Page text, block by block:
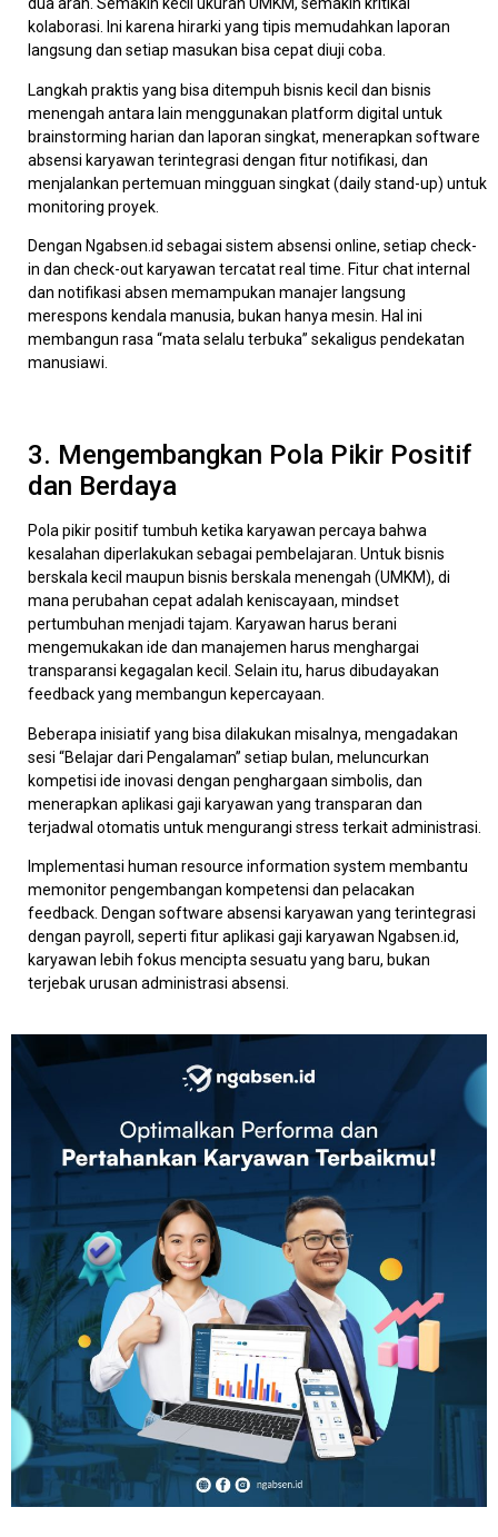
kolaborasi. Ini karena hirarki yang tipis memudahkan laporan
langsung dan setiap masukan bisa cepat diuji coba.
Langkah praktis yang bisa ditempuh bisnis kecil dan bisnis
menengah antara lain menggunakan platform digital untuk
brainstorming harian dan laporan singkat, menerapkan software
absensi karyawan terintegrasi dengan fitur notifikasi, dan
menjalankan pertemuan mingguan singkat (daily stand-up) untuk
monitoring proyek.
Dengan Ngabsen.id sebagai sistem absensi online, setiap check-
in dan check-out karyawan tercatat real time. Fitur chat internal
dan notifikasi absen memampukan manajer langsung
merespons kendala manusia, bukan hanya mesin. Hal ini
membangun rasa “mata selalu terbuka” sekaligus pendekatan
manusiawi.
3. Mengembangkan Pola Pikir Positif
dan Berdaya
Pola pikir positif tumbuh ketika karyawan percaya bahwa
kesalahan diperlakukan sebagai pembelajaran. Untuk bisnis
berskala kecil maupun bisnis berskala menengah (UMKM), di
mana perubahan cepat adalah keniscayaan, mindset
pertumbuhan menjadi tajam. Karyawan harus berani
mengemukakan ide dan manajemen harus menghargai
transparansi kegagalan kecil. Selain itu, harus dibudayakan
feedback yang membangun kepercayaan.
Beberapa inisiatif yang bisa dilakukan misalnya, mengadakan
sesi “Belajar dari Pengalaman” setiap bulan, meluncurkan
kompetisi ide inovasi dengan penghargaan simbolis, dan
menerapkan aplikasi gaji karyawan yang transparan dan
terjadwal otomatis untuk mengurangi stress terkait administrasi.
Implementasi human resource information system membantu
memonitor pengembangan kompetensi dan pelacakan
feedback. Dengan software absensi karyawan yang terintegrasi
dengan payroll, seperti fitur aplikasi gaji karyawan Ngabsen.id,
karyawan lebih fokus mencipta sesuatu yang baru, bukan
terjebak urusan administrasi absensi.